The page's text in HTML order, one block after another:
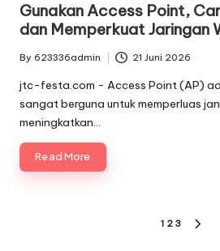
Gunakan Access Point,
dan Memperkuat Jaringan
Posted
by
By 623336admin 21 Juni 2026
jtc-festa.com - Access Point (AP)
sangat berguna untuk memperluas
meningkatkan…
Read More
1 2 3